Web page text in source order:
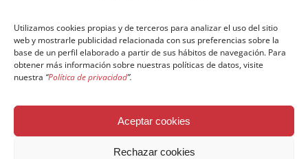
Utilizamos cookies propias y de terceros para analizar el uso del sitio
web y mostrarle publicidad relacionada con sus preferencias sobre la
base de un perfil elaborado a partir de sus hábitos de navegación. Para
obtener más información sobre nuestras políticas de datos, visite
nuestra “Política de privacidad”.
Aceptar cookies
Rechazar cookies
© Copyright Fundación Comillas
Política de cookies
Política de privacidad
Aviso legal